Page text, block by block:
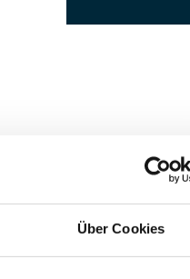
Über Cookies